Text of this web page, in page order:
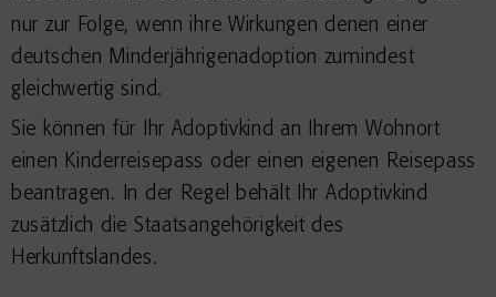
nur zur Folge, wenn ihre Wirkungen denen einer
deutschen Minderjährigenadoption zumindest
gleichwertig sind.
Sie können für Ihr Adoptivkind an Ihrem Wohnort
einen Kinderreisepass oder einen eigenen Reisepass
beantragen. In der Regel behält Ihr Adoptivkind
zusätzlich die Staatsangehörigkeit des
Herkunftslandes.